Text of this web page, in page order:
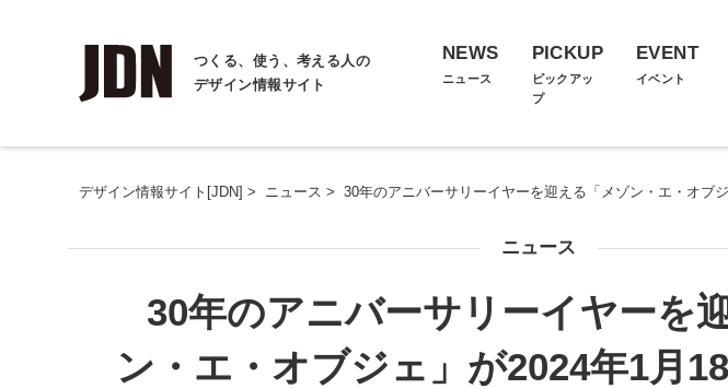
つくる、使う、考える人の
デザイン情報サイト
NEWS
ニュース
PICKUP
ピックアッ
プ
EVENT
イベント
デザイン情報サイト[JDN] > ニュース > 30年のアニバーサリーイヤーを迎える「メゾン・エ・オブ
ニュース
30年のアニバーサリーイヤーを
ン・エ・オブジェ」が2024年1月